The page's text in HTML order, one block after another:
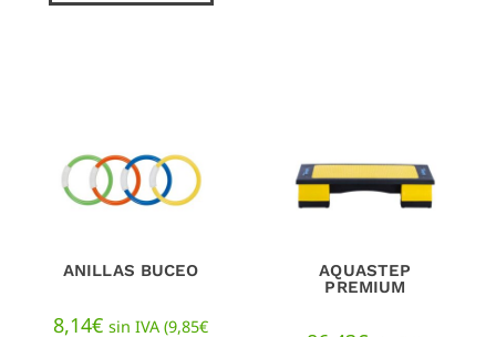
ANILLAS BUCEO
8,14€ sin IVA (9,85€
AQUASTEP
PREMIUM